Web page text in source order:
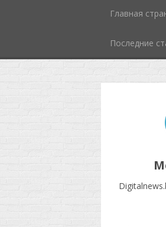
Главная
Последние